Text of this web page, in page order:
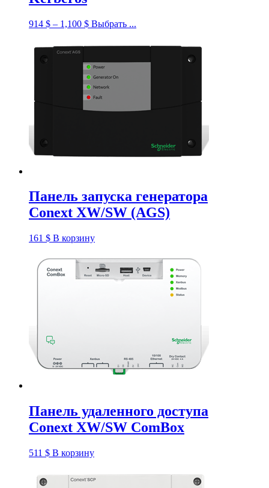
914 $ – 1,100 $ Выбрать ...
Панель запуска генератора
Conext XW/SW (AGS)
161 $ В корзину
Панель удаленного доступа
Conext XW/SW ComBox
511 $ В корзину